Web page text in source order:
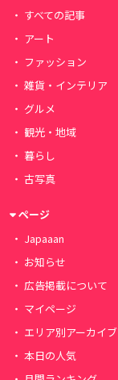
すべての記事
アート
ファッション
雑貨・インテリア
グルメ
観光・地域
暮らし
古写真
ページ
Japaaan
お知らせ
広告掲載について
マイページ
エリア別アーカイブ
本日の人気